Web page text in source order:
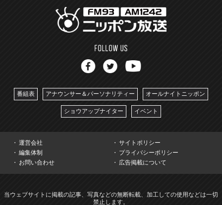
番組表 アナウンサー＆パーソナリティー オールナイトニッポン
ショウアップナイター イベント
運営会社
サイトポリシー
編集体制
プライバシーポリシー
お問い合わせ
広告掲載について
当ウェブサイトに掲載の記事、写真などの無断転載、加工しての使用などは一切
禁止します。